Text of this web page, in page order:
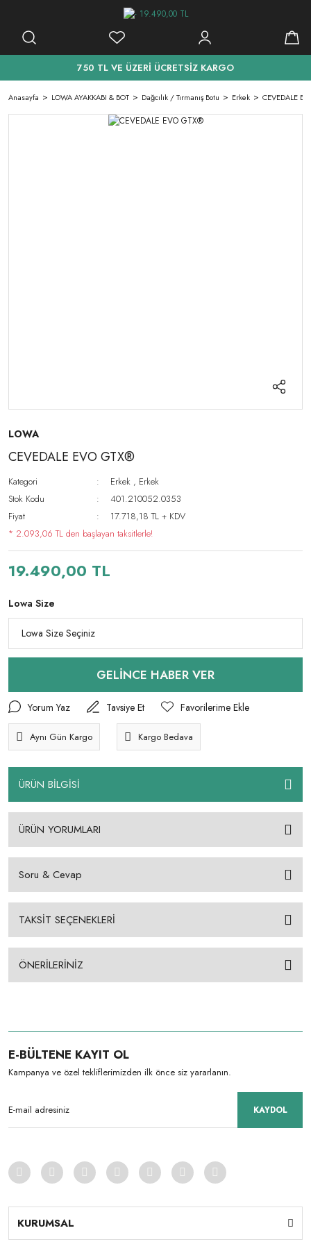
750 TL VE ÜZERİ ÜCRETSİZ KARGO
Anasayfa LOWA AYAKKABI & BOT Dağcılık / Tırmanış Botu Erkek CEVEDALE
LOWA
CEVEDALE EVO GTX®
Kategori Erkek , Erkek
Stok Kodu
401.210052.0353
Fiyat
17.718,18 TL + KDV
* 2.093,06 TL den başlayan taksitlerle!
19.490,00 TL
Lowa Size
GELİNCE HABER VER
Yorum Yaz Tavsiye Et
Aynı Gün Kargo Kargo Bedava
ÜRÜN BİLGİSİ
ÜRÜN YORUMLARI
Soru & Cevap
TAKSİT SEÇENEKLERİ
ÖNERİLERİNİZ
E-BÜLTENE KAYIT OL
Kampanya ve özel tekliflerimizden ilk önce siz yararlanın.
KAYDOL
KURUMSAL